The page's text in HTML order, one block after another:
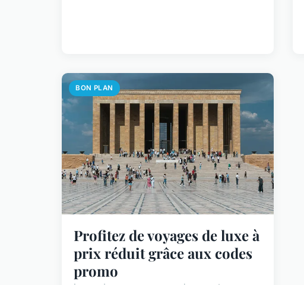
BON PLAN
Profitez de voyages de luxe à
prix réduit grâce aux codes
promo